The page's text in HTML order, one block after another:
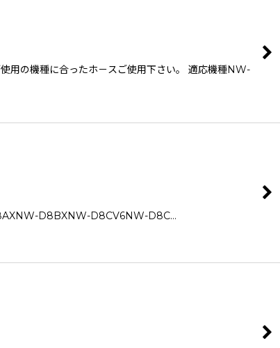
の機種に合ったホ－スご使用下さい。 適応機種NW-
D8BXNW-D8CV6NW-D8C…